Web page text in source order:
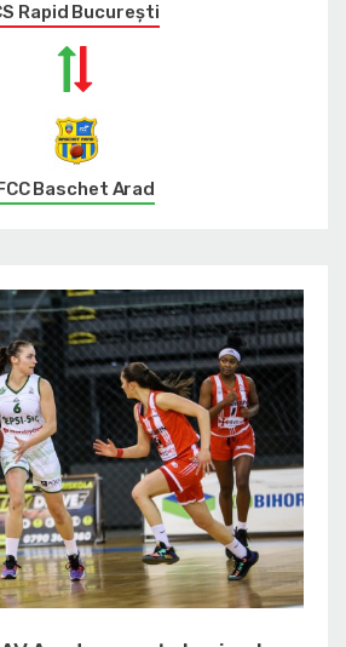
Rapid București
Baschet Arad